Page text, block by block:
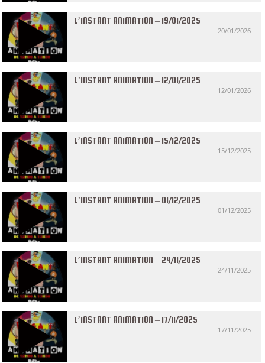
L’INSTANT ANIMATION – 19/01/2025
20/01/2026
L’INSTANT ANIMATION – 12/01/2025
12/01/2026
L’INSTANT ANIMATION – 15/12/2025
15/12/2025
L’INSTANT ANIMATION – 01/12/2025
01/12/2025
L’INSTANT ANIMATION – 24/11/2025
24/11/2025
L’INSTANT ANIMATION – 17/11/2025
17/11/2025